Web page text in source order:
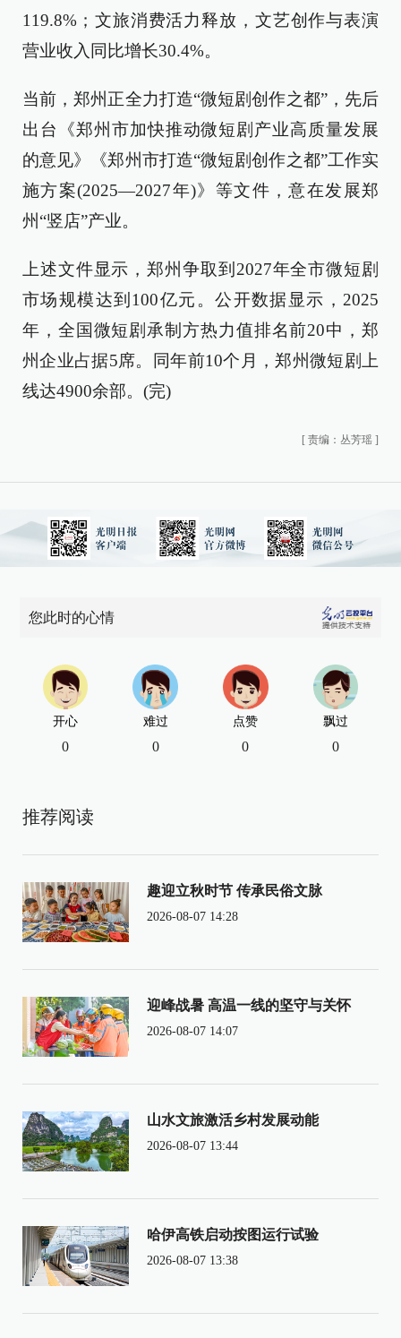
119.8%；文旅消费活力释放，文艺创作与表演
营业收入同比增长30.4%。
当前，郑州正全力打造“微短剧创作之都”，先后
出台《郑州市加快推动微短剧产业高质量发展
的意见》《郑州市打造“微短剧创作之都”工作实
施方案(2025—2027年)》等文件，意在发展郑
州“竖店”产业。
上述文件显示，郑州争取到2027年全市微短剧
市场规模达到100亿元。公开数据显示，2025
年，全国微短剧承制方热力值排名前20中，郑
州企业占据5席。同年前10个月，郑州微短剧上
线达4900余部。(完)
[ 责编：丛芳瑶 ]
您此时的心情
开心
0
难过
0
点赞
0
飘过
0
推荐阅读
趣迎立秋时节 传承民俗文脉
2026-08-07 14:28
迎峰战暑 高温一线的坚守与关怀
2026-08-07 14:07
山水文旅激活乡村发展动能
2026-08-07 13:44
哈伊高铁启动按图运行试验
2026-08-07 13:38